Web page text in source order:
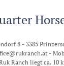
8 - 3385
-
Ranch liegt ca. 10